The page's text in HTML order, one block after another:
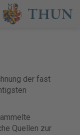
der fast
Quellen zur